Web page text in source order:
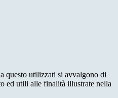
questo utilizzati si avvalgono di
ed utili alle finalità illustrate nella